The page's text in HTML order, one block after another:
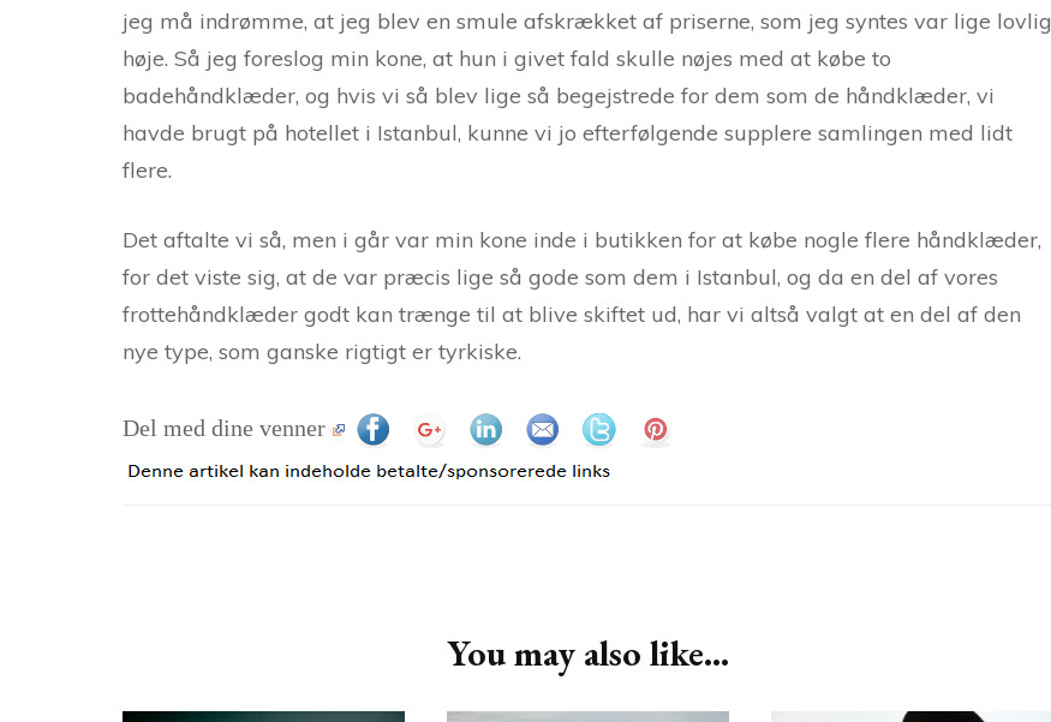
jeg må indrømme, at jeg blev en smule afskrækket af priserne, som jeg syntes var lige lovlig
høje. Så jeg foreslog min kone, at hun i givet fald skulle nøjes med at købe to
badehåndklæder, og hvis vi så blev lige så begejstrede for dem som de håndklæder, vi
havde brugt på hotellet i Istanbul, kunne vi jo efterfølgende supplere samlingen med lidt
flere.
Det aftalte vi så, men i går var min kone inde i butikken for at købe nogle flere håndklæder,
for det viste sig, at de var præcis lige så gode som dem i Istanbul, og da en del af vores
frottehåndklæder godt kan trænge til at blive skiftet ud, har vi altså valgt at en del af den
nye type, som ganske rigtigt er tyrkiske.
Del med dine venner
You may also like...